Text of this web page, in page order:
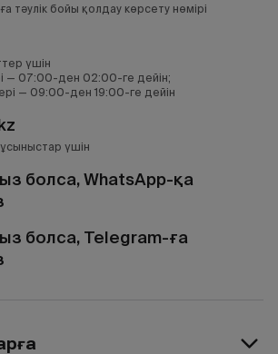
тәулік бойы қолдау көрсету нөмірі
үшін
— 07:00-ден 02:00-ге дейін;
— 09:00-ден 19:00-ге дейін
үшін
болса, WhatsApp-қа
болса, Telegram-ға